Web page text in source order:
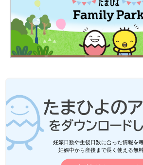
妊娠日数や生後日数に合った情報を
妊娠中から産後まで長く使える無